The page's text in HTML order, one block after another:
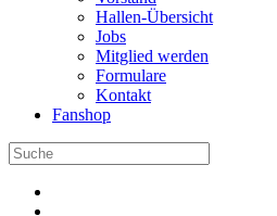
Hallen-Übersicht
Jobs
Mitglied werden
Formulare
Kontakt
Fanshop